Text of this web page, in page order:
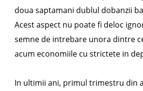
doua saptamani dublul dobanzii
Acest aspect nu poate fi deloc
semne de intrebare unora dintre
acum economiile cu strictete in
In ultimii ani, primul trimestru din